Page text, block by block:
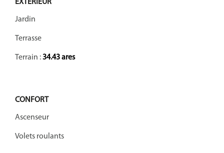
EXTÉRIEUR
Jardin
Terrasse
Terrain :34.43 ares
CONFORT
Ascenseur
Volets roulants